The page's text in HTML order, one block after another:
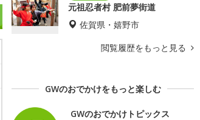
元祖忍者村 肥前夢街道
佐賀県・嬉野市
閲覧履歴をもっと見る
GWのおでかけをもっと楽しむ
GWのおでかけトピックス